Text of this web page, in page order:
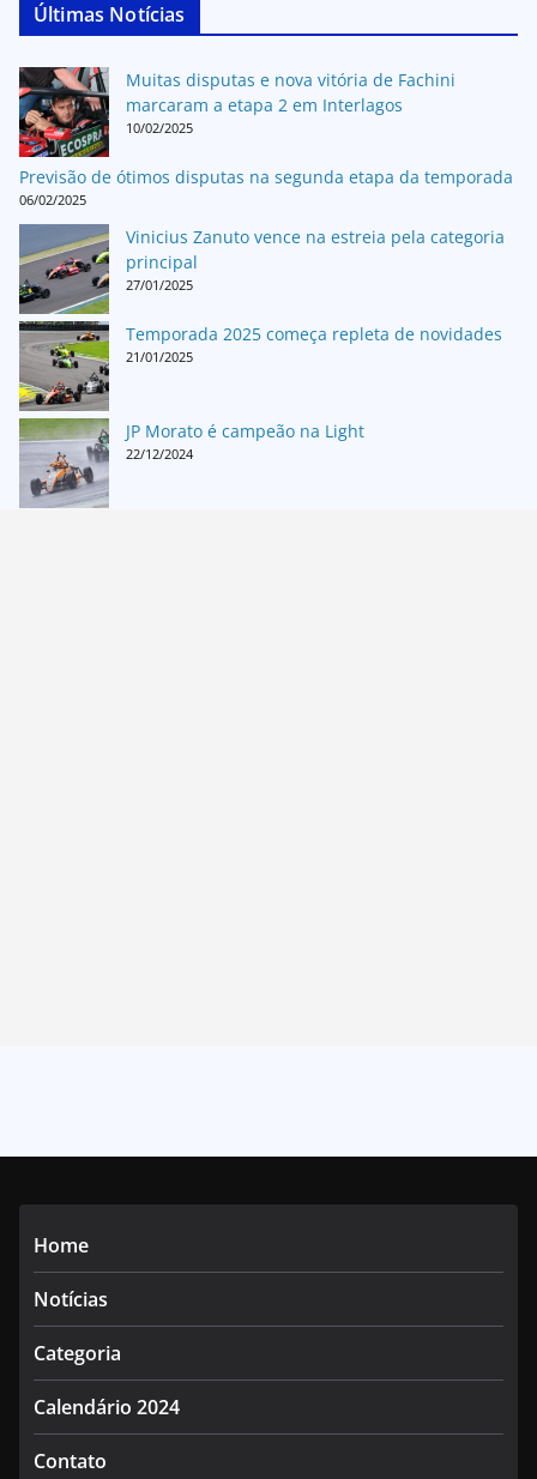
Últimas Notícias
Muitas disputas e nova vitória de Fachini
marcaram a etapa 2 em Interlagos
10/02/2025
Previsão de ótimos disputas na segunda etapa da temporada
06/02/2025
Vinicius Zanuto vence na estreia pela categoria
principal
27/01/2025
Temporada 2025 começa repleta de novidades
21/01/2025
JP Morato é campeão na Light
22/12/2024
Home
Notícias
Categoria
Calendário 2024
Contato